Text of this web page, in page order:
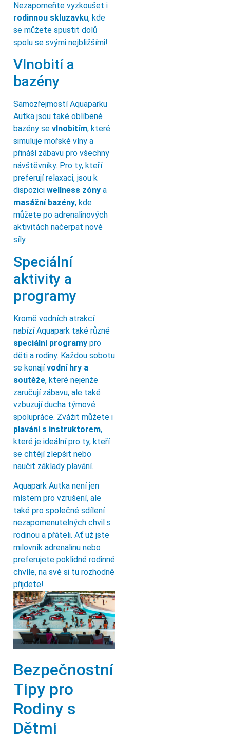
Nezapomeňte vyzkoušet i
rodinnou skluzavku, kde
se můžete spustit dolů
spolu se svými nejbližšími!
Vlnobití a
bazény
Samozřejmostí Aquaparku
Autka jsou také oblíbené
bazény se vlnobitím, které
simuluje mořské vlny a
přináší zábavu pro všechny
návštěvníky. Pro ty, kteří
preferují relaxaci, jsou k
dispozici wellness zóny a
masážní bazény, kde
můžete po adrenalinových
aktivitách načerpat nové
síly.
Speciální
aktivity a
programy
Kromě vodních atrakcí
nabízí Aquapark také různé
speciální programy pro
děti a rodiny. Každou sobotu
se konajívodní hry a
soutěže, které nejenže
zaručují zábavu, ale také
vzbuzují ducha týmové
spolupráce. Zvážit můžete i
plavání s instruktorem,
které je ideální pro ty, kteří
se chtějí zlepšit nebo
naučit základy plavání.
Aquapark Autka není jen
místem pro vzrušení, ale
také pro společné sdílení
nezapomenutelných chvil s
rodinou a přáteli. Ať už jste
milovník adrenalinu nebo
preferujete poklidné rodinné
chvíle, na své si tu rozhodně
přijdete!
Bezpečnostní
Tipy pro
Rodiny s
Dětmi